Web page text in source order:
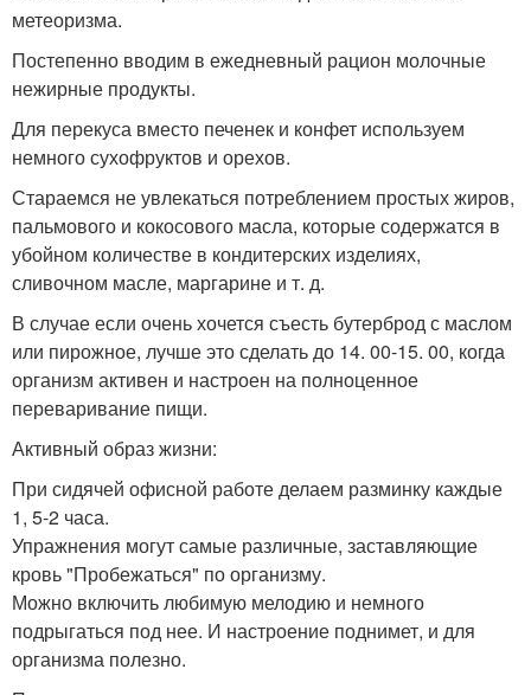
метеоризма.
Постепенно вводим в ежедневный рацион молочные
нежирные продукты.
Для перекуса вместо печенек и конфет используем
немного сухофруктов и орехов.
Стараемся не увлекаться потреблением простых жиров,
пальмового и кокосового масла, которые содержатся в
убойном количестве в кондитерских изделиях,
сливочном масле, маргарине и т. д.
В случае если очень хочется съесть бутерброд с маслом
или пирожное, лучше это сделать до 14. 00-15. 00, когда
организм активен и настроен на полноценное
переваривание пищи.
Активный образ жизни:
При сидячей офисной работе делаем разминку каждые
1, 5-2 часа.
Упражнения могут самые различные, заставляющие
кровь "Пробежаться" по организму.
Можно включить любимую мелодию и немного
подрыгаться под нее. И настроение поднимет, и для
организма полезно.